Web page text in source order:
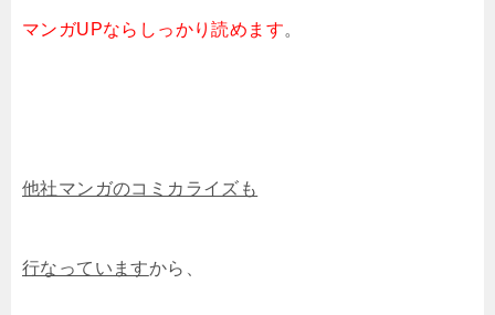
マンガUPならしっかり読めます。
他社マンガのコミカライズも
行なっていますから、